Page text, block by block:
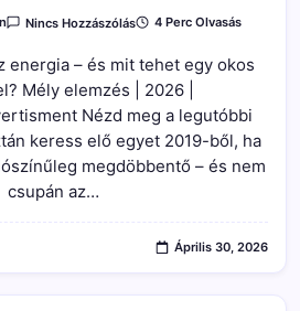
Nincs HozzászólásA(z)
Drága
Az
Energia
És
Mit
Tehet
Egy
4 Perc Olvasás
energia – és mit tehet egy okos
Mély elemzés | 2026 |
Nézd meg a legutóbbi
keress elő egyet 2019-ből, ha
megdöbbentő – és nem
csupán az…
Április 30, 2026